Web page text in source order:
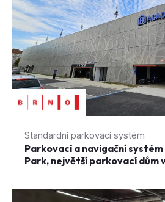
Standardní parkovací systém
Parkovací a navigační
Park, největší parkovací dům